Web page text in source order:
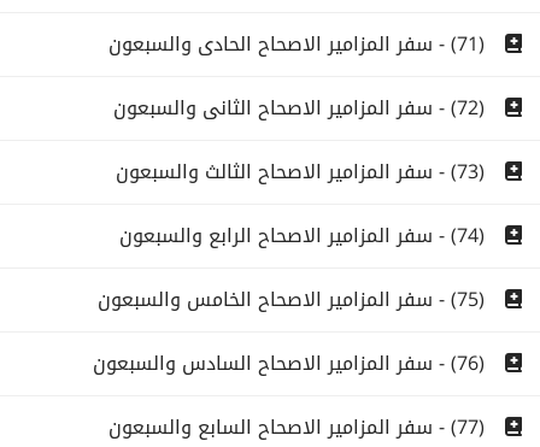
(71) - سفر المزامير الاصحاح الحادى والسبعون
(72) - سفر المزامير الاصحاح الثانى والسبعون
(73) - سفر المزامير الاصحاح الثالث والسبعون
(74) - سفر المزامير الاصحاح الرابع والسبعون
(75) - سفر المزامير الاصحاح الخامس والسبعون
(76) - سفر المزامير الاصحاح السادس والسبعون
(77) - سفر المزامير الاصحاح السابع والسبعون